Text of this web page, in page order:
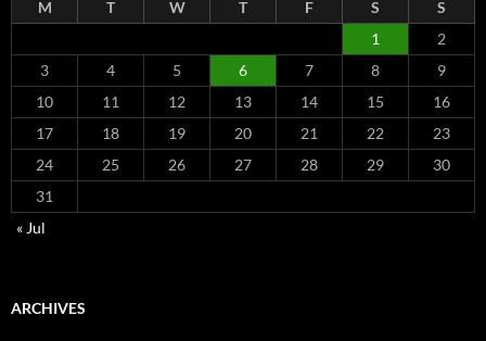
M T W T F S
S
1
2
3
4 5 6 7 8
9
10
11 12 13 14 15
16
17
18 19 20 21 22
23
24
25 26 27 28 29
30
31
« Jul
ARCHIVES